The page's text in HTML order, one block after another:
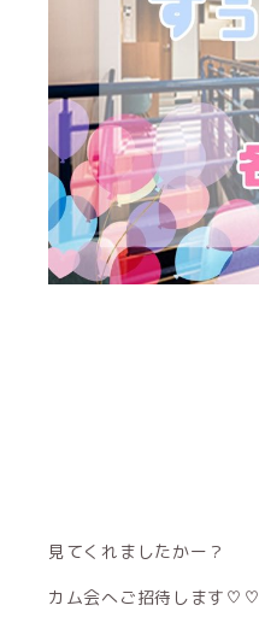
見てくれましたかー？
カム会へご招待します♡♡